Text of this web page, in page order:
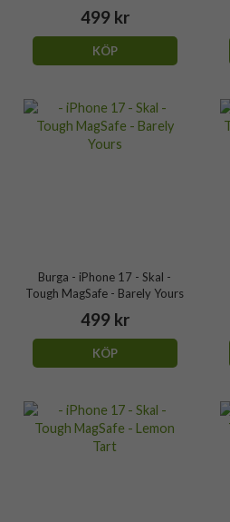
499 kr
KÖP
Burga - iPhone 17 - Skal -
Tough MagSafe - Barely Yours
499 kr
KÖP